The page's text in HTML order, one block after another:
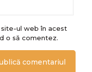
site-ul web în acest
o să comentez.